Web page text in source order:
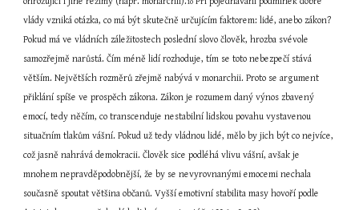
10
vlády vzniká otázka, co má být skutečně určujícím faktorem: lidé, anebo zákon?
Pokud má ve vládních záležitostech poslední slovo člověk, hrozba svévole
samozřejmě narůstá. Čím méně lidí rozhoduje, tím se toto nebezpečí stává
větším. Největších rozměrů zřejmě nabývá v monarchii. Proto se argument
přiklání spíše ve prospěch zákona. Zákon je rozumem daný výnos zbavený
emocí, tedy něčím, co transcenduje nestabilní lidskou povahu vystavenou
situačním tlakům vášní. Pokud už tedy vládnou lidé, mělo by jich být co nejvíce,
což jasně nahrává demokracii. Člověk sice podléhá vlivu vášní, avšak je
mnohem nepravděpodobnější, že by se nevyrovnanými emocemi nechala
současně spoutat většina občanů. Vyšší emotivní stabilita masy hovoří podle